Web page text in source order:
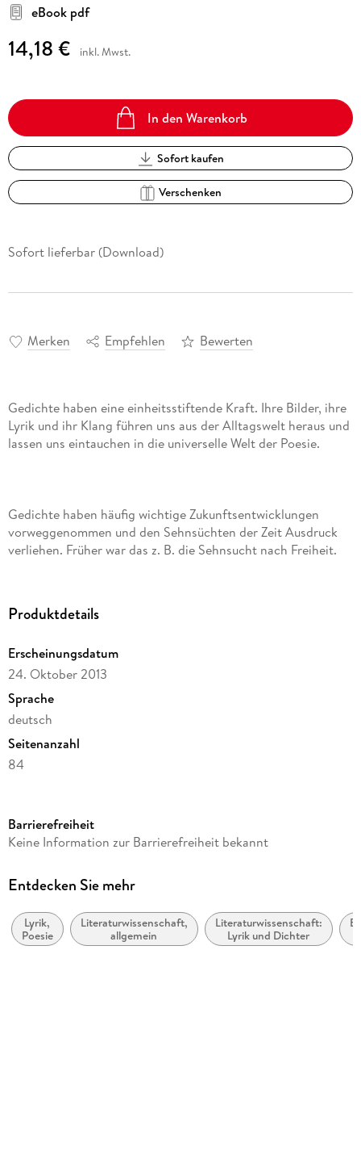
eBook pdf
14,18 € inkl. Mwst.
In den Warenkorb
Sofort kaufen
Verschenken
Sofort lieferbar (Download)
Merken Empfehlen Bewerten
Gedichte haben eine einheitsstiftende Kraft. Ihre Bilder, ihre
Lyrik und ihr Klang führen uns aus der Alltagswelt heraus und
Gedichte haben häufig wichtige Zukunftsentwicklungen
vorweggenommen und den Sehnsüchten der Zeit Ausdruck
verliehen. Früher war das z. B. die Sehnsucht nach Freiheit.
Produktdetails
Erscheinungsdatum
24. Oktober 2013
Sprache
deutsch
Seitenanzahl
84
Verlag/Hersteller
Kopierschutz
Family Sharing
Ja
Barrierefreiheit
Keine Information zur Barrierefreiheit bekannt
Entdecken Sie mehr
Lyrik,
Poesie
Literaturwissenschaft,
allgemein
Literaturwissenschaft:
Lyrik und Dichter